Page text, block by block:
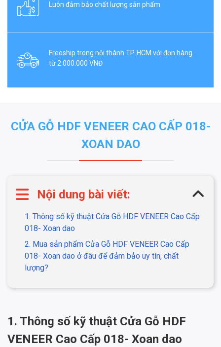
Luôn đảm bảo chất lượng sản phẩm
Freeship trong nội thành TP. HCM với đơn hàng
từ 2.000.000 VNĐ
CỬA GỖ HDF VENEER CAO CẤP 018-
XOAN DAO
Nội dung bài viết:
1. Thông số kỹ thuật Cửa Gỗ HDF VENEER Cao Cấp
018- Xoan dao
2. Mua sản phẩm Cửa Gỗ HDF VENEER Cao Cấp
018- Xoan dao ở đâu để đảm bảo uy tín, chất
lượng?
1. Thông số kỹ thuật Cửa Gỗ HDF
VENEER Cao Cấp 018- Xoan dao